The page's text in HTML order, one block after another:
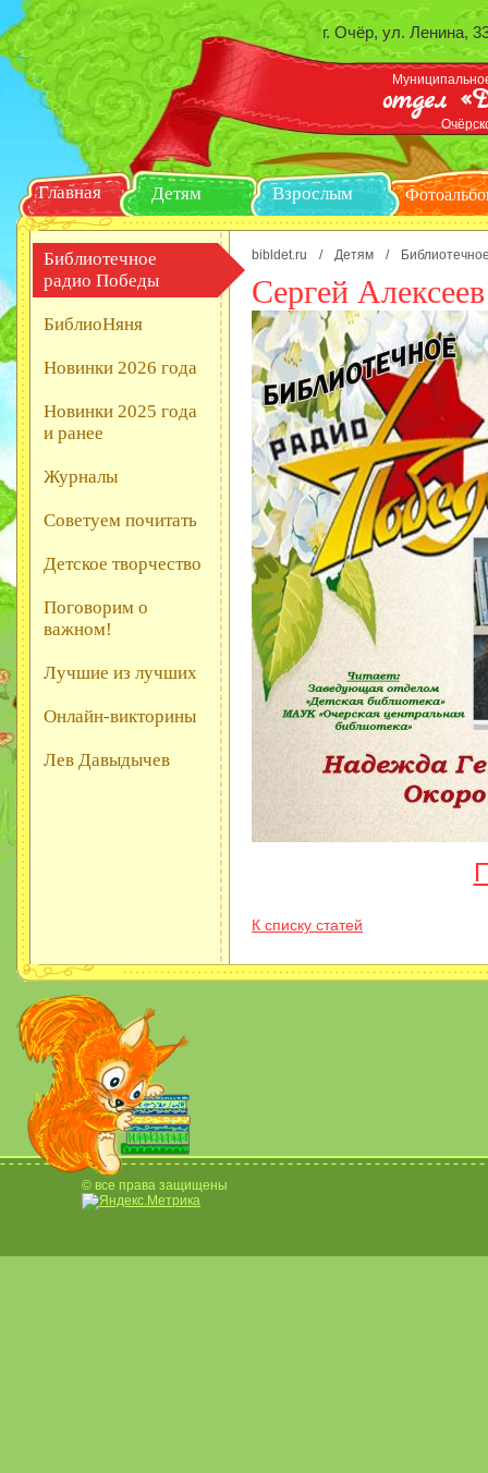
отдел
г. Очёр, ул. Ленина,
Главная Детям Взрослым
Библиотечное
радио Победы
БиблиоНяня
Новинки 2026 года
Новинки 2025 года
и ранее
Журналы
Советуем почитать
Детское творчество
Поговорим о
важном!
Лучшие из лучших
Онлайн-викторины
Лев Давыдычев
bibldet.ru / Детям /
Сергей
К списку статей
© все права защищены